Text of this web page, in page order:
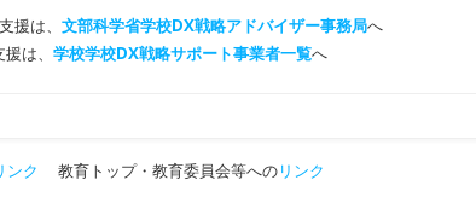
援は、 文部科学省学校DX戦略アドバイザー事務局へ
は、 学校学校DX戦略サポート事業者一覧へ
ンク 教育トップ・教育委員会等へのリンク